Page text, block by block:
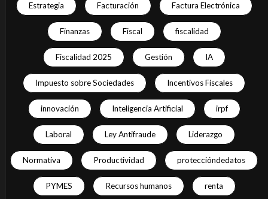
Estrategia Facturación Factura Electrónica
Finanzas Fiscal fiscalidad
Fiscalidad 2025 Gestión IA
Impuesto sobre Sociedades Incentivos Fiscales
innovación Inteligencia Artificial irpf
Laboral Ley Antifraude Liderazgo
Normativa Productividad proteccióndedatos
PYMES Recursos humanos renta